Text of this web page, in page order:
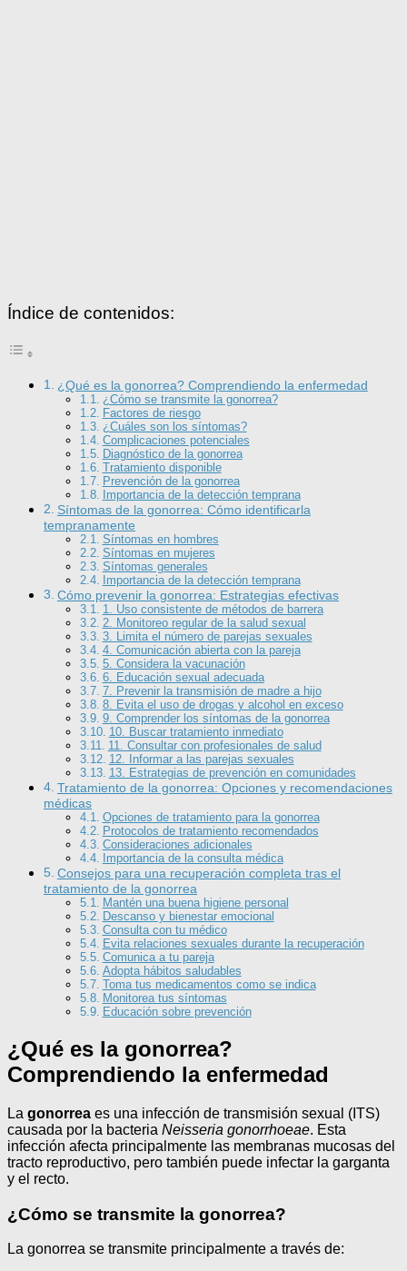
Índice de contenidos:
¿Qué es la gonorrea? Comprendiendo la enfermedad
¿Cómo se transmite la gonorrea?
Factores de riesgo
¿Cuáles son los síntomas?
Complicaciones potenciales
Diagnóstico de la gonorrea
Tratamiento disponible
Prevención de la gonorrea
Importancia de la detección temprana
Síntomas de la gonorrea: Cómo identificarla
tempranamente
Síntomas en hombres
Síntomas en mujeres
Síntomas generales
Importancia de la detección temprana
Cómo prevenir la gonorrea: Estrategias efectivas
1. Uso consistente de métodos de barrera
2. Monitoreo regular de la salud sexual
3. Limita el número de parejas sexuales
4. Comunicación abierta con la pareja
5. Considera la vacunación
6. Educación sexual adecuada
7. Prevenir la transmisión de madre a hijo
8. Evita el uso de drogas y alcohol en exceso
9. Comprender los síntomas de la gonorrea
10. Buscar tratamiento inmediato
11. Consultar con profesionales de salud
12. Informar a las parejas sexuales
13. Estrategias de prevención en comunidades
Tratamiento de la gonorrea: Opciones y recomendaciones
médicas
Opciones de tratamiento para la gonorrea
Protocolos de tratamiento recomendados
Consideraciones adicionales
Importancia de la consulta médica
Consejos para una recuperación completa tras el
tratamiento de la gonorrea
Mantén una buena higiene personal
Descanso y bienestar emocional
Consulta con tu médico
Evita relaciones sexuales durante la recuperación
Comunica a tu pareja
Adopta hábitos saludables
Toma tus medicamentos como se indica
Monitorea tus síntomas
Educación sobre prevención
¿Qué es la gonorrea?
Comprendiendo la enfermedad
La gonorrea es una infección de transmisión sexual (ITS)
causada por la bacteria Neisseria gonorrhoeae. Esta
infección afecta principalmente las membranas mucosas del
tracto reproductivo, pero también puede infectar la garganta
y el recto.
¿Cómo se transmite la gonorrea?
La gonorrea se transmite principalmente a través de: